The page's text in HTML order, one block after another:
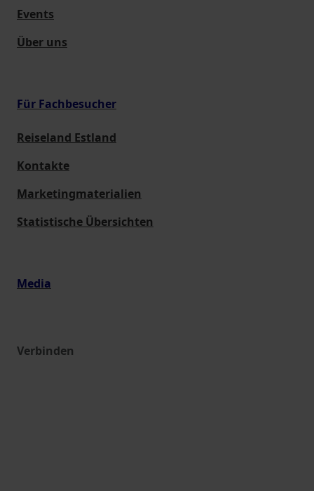
Events
Über uns
Für Fachbesucher
Reiseland Estland
Kontakte
Marketingmaterialien
Statistische Übersichten
Media
Verbinden